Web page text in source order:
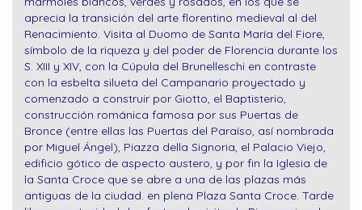
aprecia la transición del arte florentino medieval al del
Renacimiento. Visita al Duomo de Santa María del Fiore,
símbolo de la riqueza y del poder de Florencia durante los
S. XIII y XIV, con la Cúpula del Brunelleschi en contraste
con la esbelta silueta del Campanario proyectado y
comenzado a construir por Giotto, el Baptisterio,
construcción románica famosa por sus Puertas de
Bronce (entre ellas las Puertas del Paraíso, así nombrada
por Miguel Ángel), Piazza della Signoria, el Palacio Viejo,
edificio gótico de aspecto austero, y por fin la Iglesia de
la Santa Croce que se abre a una de las plazas más
antiguas de la ciudad. en plena Plaza Santa Croce. Tarde